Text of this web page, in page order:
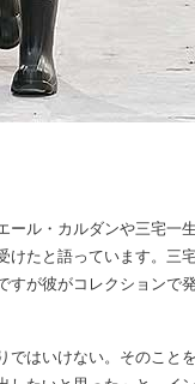
ール・カルダンや三宅一
たと語っています。三
が彼がコレクションで
はいけない。そのこと